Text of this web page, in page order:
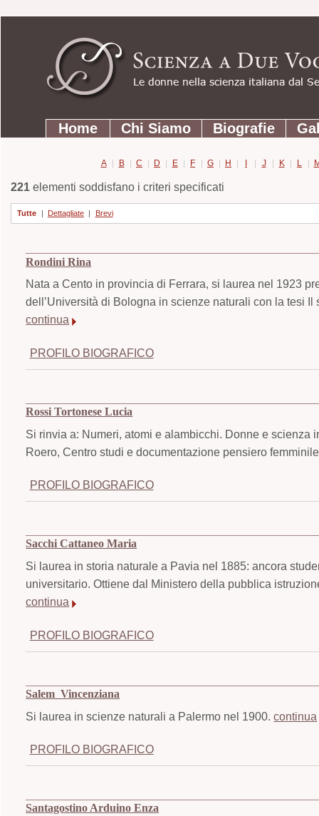
contenuti.
Strumenti
personali
SezioniHome Chi Siamo Biografie
A | B | C | D | E | F | G | H | I | J | K | L |
221elementi soddisfano i criteri specificati
Tutte | Dettagliate | Brevi
Rondini Rina
Nata a Cento in provincia di Ferrara, si laurea nel 1923
dell’Università di Bologna in scienze naturali con la tesi
continua
PROFILO BIOGRAFICO
Rossi Tortonese Lucia
Si rinvia a: Numeri, atomi e alambicchi. Donne e scienza
Roero, Centro studi e documentazione pensiero
PROFILO BIOGRAFICO
Sacchi Cattaneo Maria
Si laurea in storia naturale a Pavia nel 1885: ancora
universitario. Ottiene dal Ministero della pubblica
continua
PROFILO BIOGRAFICO
Salem Vincenziana
Si laurea in scienze naturali a Palermo nel 1900.continua
PROFILO BIOGRAFICO
Santagostino Arduino Enza